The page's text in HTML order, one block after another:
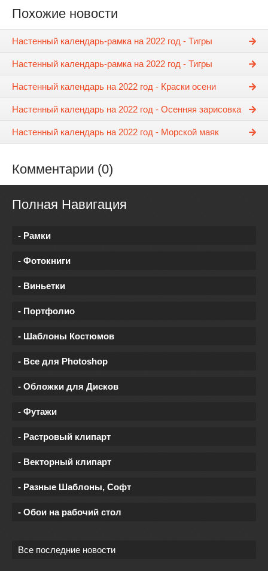
Похожие новости
Настенный календарь-рамка на 2022 год - Тигры
Настенный календарь-рамка на 2022 год - Тигры
Настенный календарь на 2022 год - Краски осени
Настенный календарь на 2022 год - Осенняя зарисовка
Настенный календарь на 2022 год - Морской маяк
Комментарии (0)
Полная Навигация
- Рамки
- Фотокниги
- Виньетки
- Портфолио
- Шаблоны Костюмов
- Все для Photoshop
- Обложки для Дисков
- Футажи
- Растровый клипарт
- Векторный клипарт
- Разные Шаблоны, Софт
- Обои на рабочий стол
Все последние новости